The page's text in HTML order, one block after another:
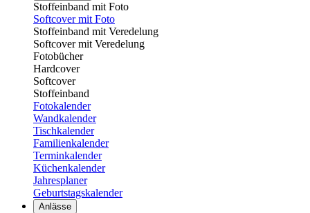
Stoffeinband mit Foto
Softcover mit Foto
Stoffeinband mit Veredelung
Softcover mit Veredelung
Fotobücher
Hardcover
Softcover
Stoffeinband
Fotokalender
Wandkalender
Tischkalender
Familienkalender
Terminkalender
Küchenkalender
Jahresplaner
Geburtstagskalender
Anlässe